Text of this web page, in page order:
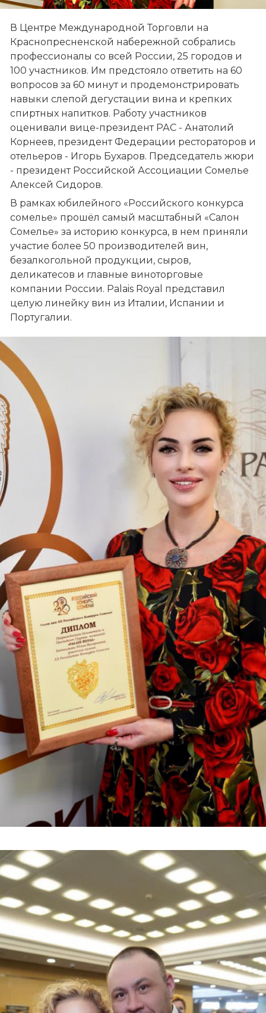
В Центре Международной Торговли на
Краснопресненской набережной собрались
профессионалы со всей России, 25 городов и
100 участников. Им предстояло ответить на 60
вопросов за 60 минут и продемонстрировать
навыки слепой дегустации вина и крепких
спиртных напитков. Работу участников
оценивали вице-президент РАС - Анатолий
Корнеев, президент Федерации рестораторов и
отельеров - Игорь Бухаров. Председатель жюри
- президент Российской Ассоциации Сомелье
Алексей Сидоров.
В рамках юбилейного «Российского конкурса
сомелье» прошёл самый масштабный «Салон
Сомелье» за историю конкурса, в нем приняли
участие более 50 производителей вин,
безалкогольной продукции, сыров,
деликатесов и главные виноторговые
компании России. Palais Royal представил
целую линейку вин из Италии, Испании и
Португалии.